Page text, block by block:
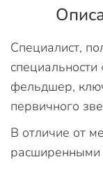
Специалист,
фельдшер,
первичного
В отличие от
расширенными